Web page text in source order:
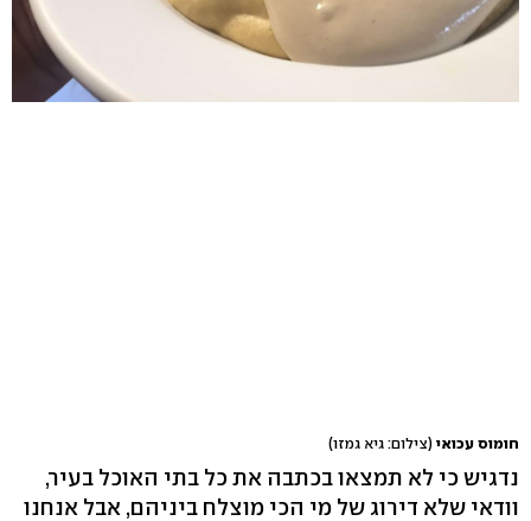
חומוס עכואי (צילום: גיא גמזו)
נדגיש כי לא תמצאו בכתבה את כל בתי האוכל בעיר,
וודאי שלא דירוג של מי הכי מוצלח ביניהם, אבל אנחנו